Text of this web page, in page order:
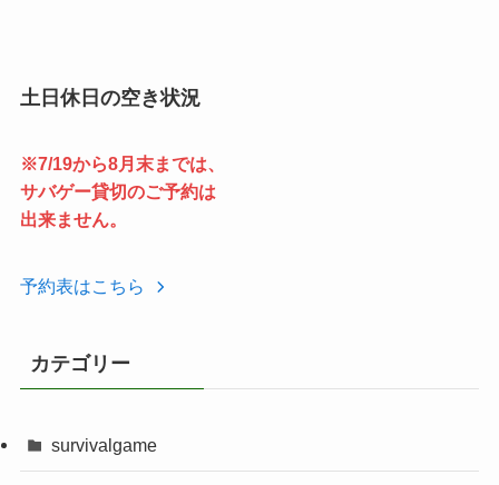
土日休日の空き状況
※7/19から8月末までは、
サバゲー貸切のご予約は
出来ません。
予約表はこちら
カテゴリー
survivalgame